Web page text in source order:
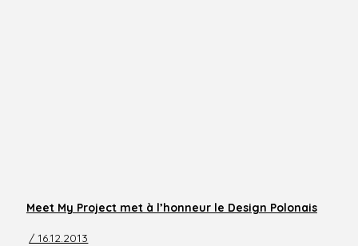
Meet My Project met à l’honneur le Design Polonais
/ 16.12.2013